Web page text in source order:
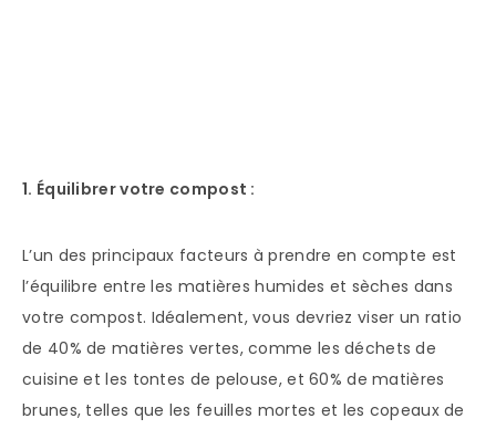
1. Équilibrer votre compost :
L’un des principaux facteurs à prendre en compte est
l’équilibre entre les matières humides et sèches dans
votre compost. Idéalement, vous devriez viser un ratio
de 40% de matières vertes, comme les déchets de
cuisine et les tontes de pelouse, et 60% de matières
brunes, telles que les feuilles mortes et les copeaux de